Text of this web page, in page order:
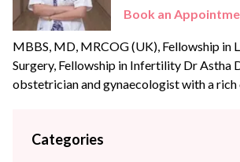
Book an
MBBS, MD, MRCOG (UK), Fellowship in
Surgery, Fellowship in Infertility Dr Astha
obstetrician and gynaecologist with a rich
experience of more than 70,000 surgeries
Categories